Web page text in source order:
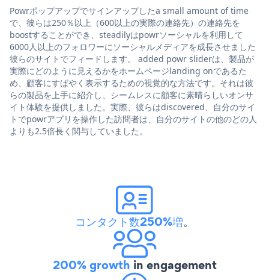
Powrポップアップでサインアップしたa small amount of time
で、彼らは250％以上（600以上の実際の連絡先）の連絡先を
boostすることができ、steadilyはpowrソーシャルを利用して
6000人以上のフォロワーにソーシャルメディアを成長させました
彼らのサイトでフィードします。 added powr sliderは、製品が
実際にどのように見えるかをホームページlanding onであるた
め、顧客にすばやく表示するための視覚的な方法です。それは彼
らの製品を上手に紹介し、シームレスに顧客に素晴らしいオンサ
イト体験を提供しました。実際、彼らはdiscovered、自分のサイ
トでpowrアプリを操作した訪問者は、自分のサイトの他のどの人
よりも2.5倍長く関与していました。
コンタクト数250%増。
200% growth in engagement